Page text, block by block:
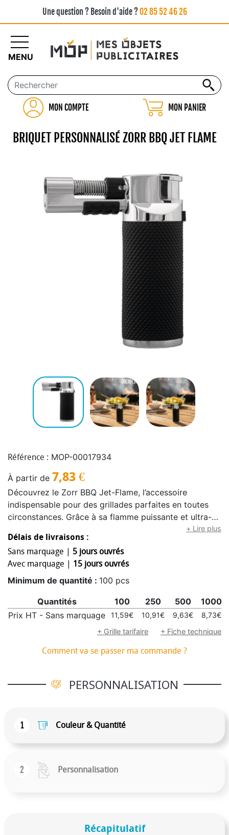
Une question ? Besoin d'aide ?02 85 52 46 26
MON COMPTE MON PANIER
MENU
BRIQUET PERSONNALISÉ ZORR BBQ JET FLAME
Référence : MOP-00017934
À partir de 7,83 €
Découvrez le Zorr BBQ Jet-Flame, l’accessoire
indispensable pour des grillades parfaites en toutes
circonstances. Grâce à sa flamme puissante et ultra-
précise, ce briquet assure un allumage instantané et
performant, même par grand vent. Idéal pour toutes
vos sorties plein air, il garantit une chaleur régulière
pour une cuisson optimale. Robuste, fiable et
ergonomique, il transforme chaque BBQ en un moment
Jet-Flame : la flamme pro pour sublimer toutes vos
grillades.
+ Lire plus
Délais de livraisons :
Sans marquage | 5 jours ouvrés
Avec marquage | 15 jours ouvrés
Minimum de quantité : 100 pcs
Quantités 100 250 500
1000
Prix HT - Sans marquage
11,59€ 10,91€ 9,63€
8,73€
+ Grille tarifaire
+ Fiche technique
Comment va se passer ma commande ?
PERSONNALISATION
1 Couleur & Quantité
2 Personnalisation
Récapitulatif